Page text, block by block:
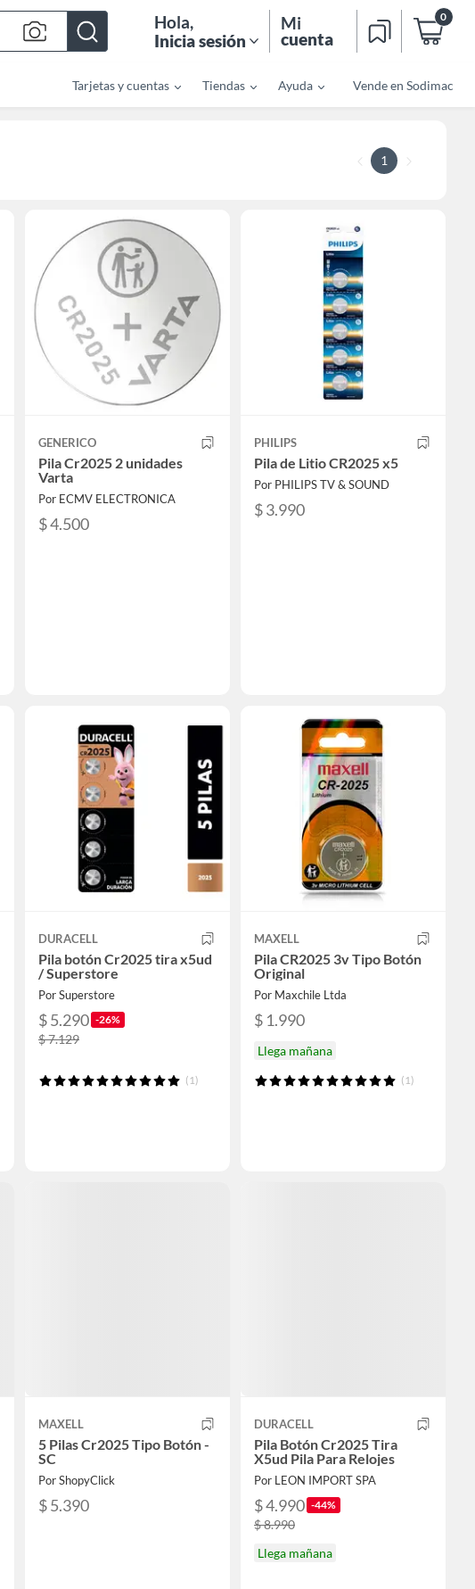
Hola,
Inicia sesión
Mi
cuenta
0
Tarjetas y cuentas Tiendas Ayuda Vende en Sodimac
1
GENERICO
Pila Cr2025 2 unidades
Varta
Por ECMV ELECTRONICA
$ 4.500
PHILIPS
Pila de Litio CR2025 x5
Por PHILIPS TV & SOUND
$ 3.990
DURACELL
Pila botón Cr2025 tira x5ud
/ Superstore
Por Superstore
$ 5.290 -26%
$ 7.129
(1)
MAXELL
Pila CR2025 3v Tipo Botón
Original
Por Maxchile Ltda
$ 1.990
Llega mañana
(1)
MAXELL
5 Pilas Cr2025 Tipo Botón -
SC
Por ShopyClick
$ 5.390
DURACELL
Pila Botón Cr2025 Tira
X5ud Pila Para Relojes
Por LEON IMPORT SPA
$ 4.990 -44%
$ 8.990
Llega mañana